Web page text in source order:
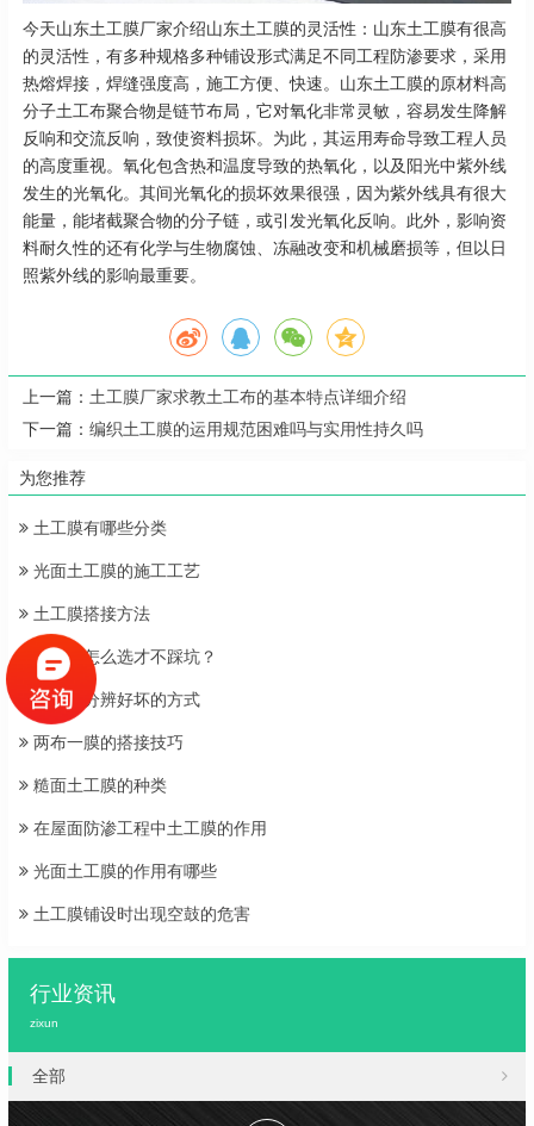
今天山东土工膜厂家介绍山东土工膜的灵活性：山东土工膜有很高
的灵活性，有多种规格多种铺设形式满足不同工程防渗要求，采用
热熔焊接，焊缝强度高，施工方便、快速。山东土工膜的原材料高
分子土工布聚合物是链节布局，它对氧化非常灵敏，容易发生降解
反响和交流反响，致使资料损坏。为此，其运用寿命导致工程人员
的高度重视。氧化包含热和温度导致的热氧化，以及阳光中紫外线
发生的光氧化。其间光氧化的损坏效果很强，因为紫外线具有很大
能量，能堵截聚合物的分子链，或引发光氧化反响。此外，影响资
料耐久性的还有化学与生物腐蚀、冻融改变和机械磨损等，但以日
照紫外线的影响最重要。
上一篇： 土工膜厂家求教土工布的基本特点详细介绍
下一篇： 编织土工膜的运用规范困难吗与实用性持久吗
为您推荐
土工膜有哪些分类
光面土工膜的施工工艺
土工膜搭接方法
土工膜怎么选才不踩坑？
土工膜分辨好坏的方式
两布一膜的搭接技巧
糙面土工膜的种类
在屋面防渗工程中土工膜的作用
光面土工膜的作用有哪些
土工膜铺设时出现空鼓的危害
行业资讯
zixun
全部